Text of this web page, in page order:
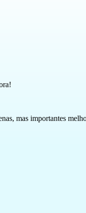
mas importantes